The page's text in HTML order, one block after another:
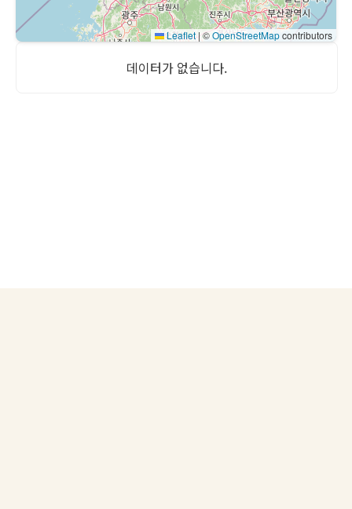
데이터가 없습니다.
Leaflet | ©OpenStreetMapcontributors